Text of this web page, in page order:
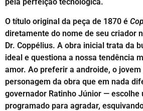
O título original da peça de 1870 é
diretamente do nome de seu criador
Dr. Coppélius. A obra inicial trata da
ideal e questiona a nossa tendência
amor. Ao preferir a androide, o
personagem da obra que em nada
governador Ratinho Júnior — escolhe
programado para agradar,